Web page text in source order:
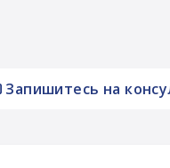
Запишитесь на